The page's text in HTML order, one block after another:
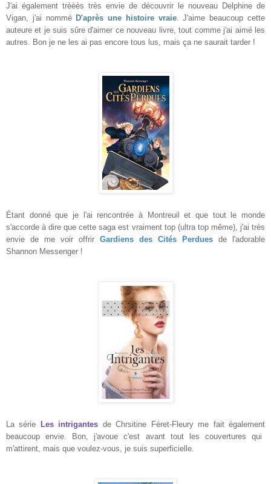
J'ai également trèèès très envie de découvrir le nouveau Delphine de
Vigan, j'ai nommé D'après une histoire vraie. J'aime beaucoup cette
auteure et je suis sûre d'aimer ce nouveau livre, tout comme j'ai aimé les
autres. Bon je ne les ai pas encore tous lus, mais ça ne saurait tarder !
Étant donné que je l'ai rencontrée à
Montreuil et que tout le monde
s'accorde à dire que cette saga est vraiment top (ultra top même), j'ai très
envie de me voir offrir Gardiens des Cités Perdues de
l'adorable
Shannon Messenger !
La série Les intrigantes de Chrsitine Féret-Fleury me fait également
beaucoup envie. Bon , j'avoue c'est avant tout les couvertures qui
m'attirent, mais que voul ez-vous, je suis superficielle.